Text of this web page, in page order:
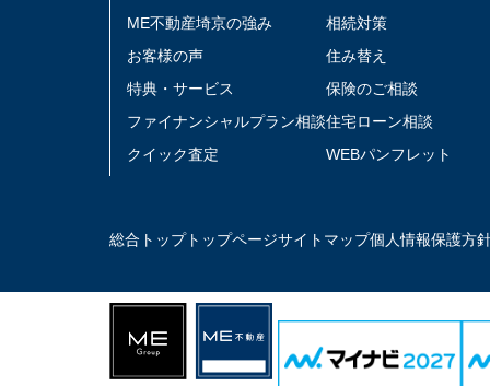
ME不動産埼京の強み
お客様の声
特典・サービス
ファイナンシャルプラン相談
クイック査定
相続対策
住み替え
保険のご相談
住宅ローン相談
WEBパンフレット
総合トップトップページサイトマップ個人情報保護方